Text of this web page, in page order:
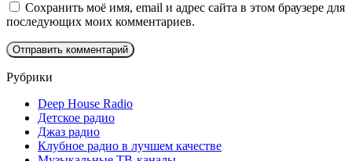
Сохранить моё имя, email и адрес сайта в этом браузере для
последующих моих комментариев.
Рубрики
Deep House Radio
Детское радио
Джаз радио
Клубное радио в лучшем качестве